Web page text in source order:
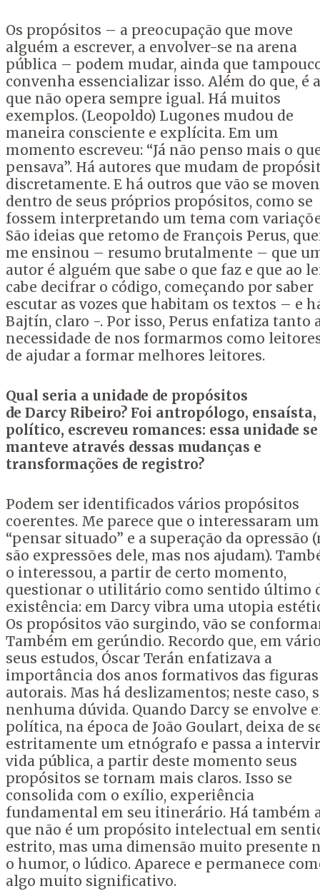
Os propósitos – a preocupação que move
alguém a escrever, a envolver-se na arena
pública – podem mudar, ainda que
convenha essencializar isso. Além do que, é
que não opera sempre igual. Há muitos
exemplos. (Leopoldo) Lugones mudou de
maneira consciente e explícita. Em um
momento escreveu: “Já não penso mais o
pensava”. Há autores que mudam de
discretamente. E há outros que vão se
dentro de seus próprios propósitos, como se
fossem interpretando um tema com
São ideias que retomo de François Perus,
me ensinou – resumo brutalmente – que
autor é alguém que sabe o que faz e que ao
cabe decifrar o código, começando por saber
escutar as vozes que habitam os textos – e
Bajtín, claro -. Por isso, Perus enfatiza tanto
necessidade de nos formarmos como
de ajudar a formar melhores leitores.
Qual seria a unidade de propósitos
de Darcy Ribeiro? Foi antropólogo, ensaísta,
político, escreveu romances: essa unidade se
manteve através dessas mudanças e
transformações de registro?
Podem ser identificados vários propósitos
coerentes. Me parece que o interessaram um
“pensar situado” e a superação da opressão
são expressões dele, mas nos ajudam).
o interessou, a partir de certo momento,
questionar o utilitário como sentido último
existência: em Darcy vibra uma utopia
Os propósitos vão surgindo, vão se
Também em gerúndio. Recordo que, em
seus estudos, Óscar Terán enfatizava a
importância dos anos formativos das figuras
autorais. Mas há deslizamentos; neste caso,
nenhuma dúvida. Quando Darcy se envolve
política, na época de João Goulart, deixa de
estritamente um etnógrafo e passa a
vida pública, a partir deste momento seus
propósitos se tornam mais claros. Isso se
consolida com o exílio, experiência
fundamental em seu itinerário. Há também
que não é um propósito intelectual em
estrito, mas uma dimensão muito presente
o humor, o lúdico. Aparece e permanece
algo muito significativo.